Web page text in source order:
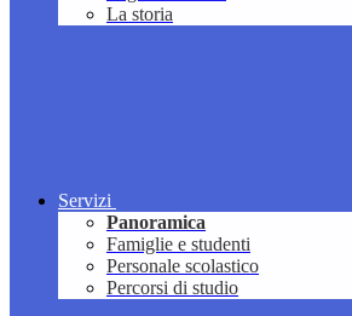
La storia
Servizi
Panoramica
Famiglie e studenti
Personale scolastico
Percorsi di studio